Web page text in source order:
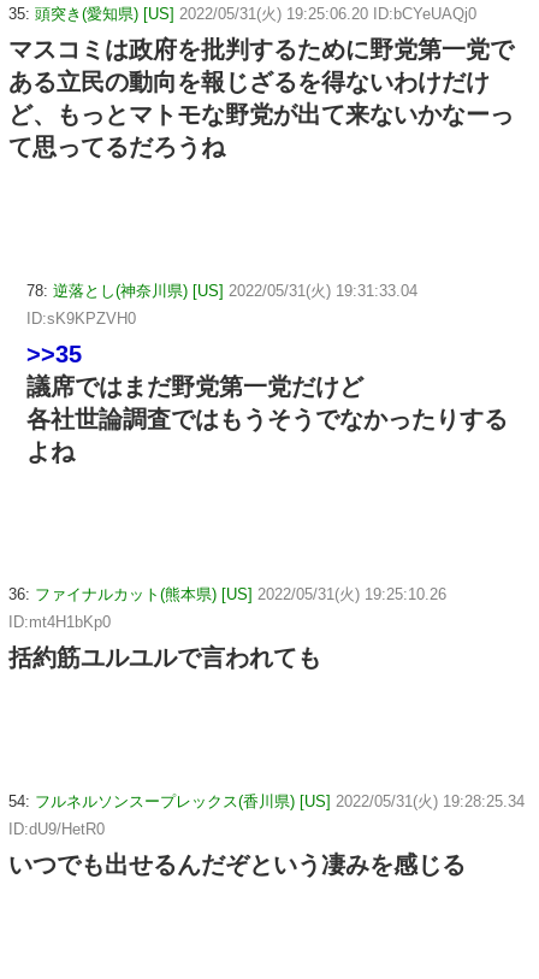
35: 頭突き(愛知県) [US] 2022/05/31(火) 19:25:06.20 ID:bCYeUAQj0
マスコミは政府を批判するために野党第一党で
ある立民の動向を報じざるを得ないわけだけ
ど、もっとマトモな野党が出て来ないかなーっ
て思ってるだろうね
78: 逆落とし(神奈川県) [US] 2022/05/31(火) 19:31:33.04
ID:sK9KPZVH0
>>35
議席ではまだ野党第一党だけど
各社世論調査ではもうそうでなかったりする
よね
36: ファイナルカット(熊本県) [US] 2022/05/31(火) 19:25:10.26
ID:mt4H1bKp0
括約筋ユルユルで言われても
54: フルネルソンスープレックス(香川県) [US] 2022/05/31(火) 19:28:25.34
ID:dU9/HetR0
いつでも出せるんだぞという凄みを感じる